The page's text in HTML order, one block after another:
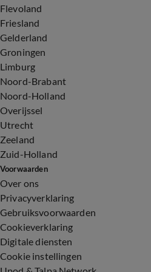
Flevoland
Friesland
Gelderland
Groningen
Limburg
Noord-Brabant
Noord-Holland
Overijssel
Utrecht
Zeeland
Zuid-Holland
Voorwaarden
Over ons
Privacyverklaring
Gebruiksvoorwaarden
Cookieverklaring
Digitale diensten
Cookie instellingen